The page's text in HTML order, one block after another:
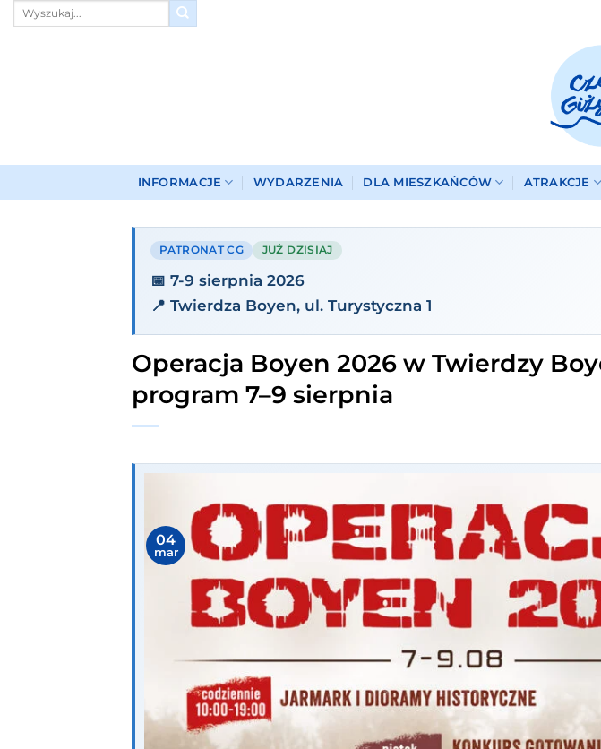
Przewiń
INFORMACJE WYDARZENIA DLA MIESZKAŃCÓW ATRAKCJE
PATRONAT CG JUŻ DZISIAJ
📅 7-9 sierpnia 2026
📍 Twierdza Boyen, ul. Turystyczna 1
Operacja Boyen 2026 w Twierdzy
program 7–9 sierpnia
04
mar